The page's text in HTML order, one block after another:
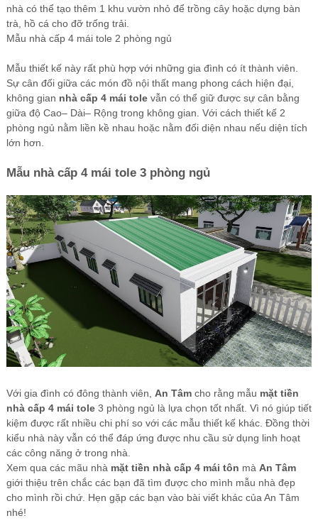
nhà có thể tạo thêm 1 khu vườn nhỏ để trồng cây hoặc dựng bàn
trà, hồ cá cho đỡ trống trải.
Mẫu nhà cấp 4 mái tole 2 phòng ngủ
Mẫu thiết kế này rất phù hợp với những gia đình có ít thành viên.
Sự cân đối giữa các món đồ nội thất mang phong cách hiện đại,
không gian nhà cấp 4 mái tolevẫn có thể giữ được sự cân bằng
giữa độ Cao– Dài– Rộng trong không gian. Với cách thiết kế 2
phòng ngủ nằm liền kề nhau hoặc nằm đối diện nhau nếu diện tích
lớn hơn.
Mẫu nhà cấp 4 mái tole 3 phòng ngủ
Với gia đình có đông thành viên, An Tâmcho rằng mẫu mặt tiền
nhà cấp 4 mái tole3 phòng ngủ là lựa chọn tốt nhất. Vì nó giúp tiết
kiệm được rất nhiều chi phí so với các mẫu thiết kế khác. Đồng thời
kiểu nhà này vẫn có thể đáp ứng được nhu cầu sử dụng linh hoạt
các công năng ở trong nhà.
Xem qua các mãu nhà mặt tiền nhà cấp 4 mái tôn mà An Tâm
giới thiệu trên chắc các bạn đã tìm được cho mình mẫu nhà đẹp
cho mình rồi chứ. Hẹn gặp các bạn vào bài viết khác của An Tâm
nhé!